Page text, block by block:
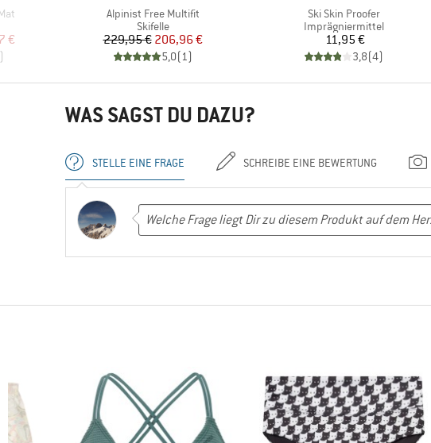
Preis
€
Artikel
Alpinist Free Multifit
Produktgruppe
Skifelle
Preis
229,95 €reduzierter Preis
206,96 €
5,0(1)
Artikel
Ski Skin Proofer
Produktgruppe
Imprägniermittel
Preis
11,95 €
3,8(4)
WAS SAGST DU DAZU?
STELLE EINE FRAGE SCHREIBE EINE BEWERTUNG